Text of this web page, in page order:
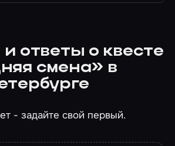
ответы о квесте
смена» в
- задайте свой первый.